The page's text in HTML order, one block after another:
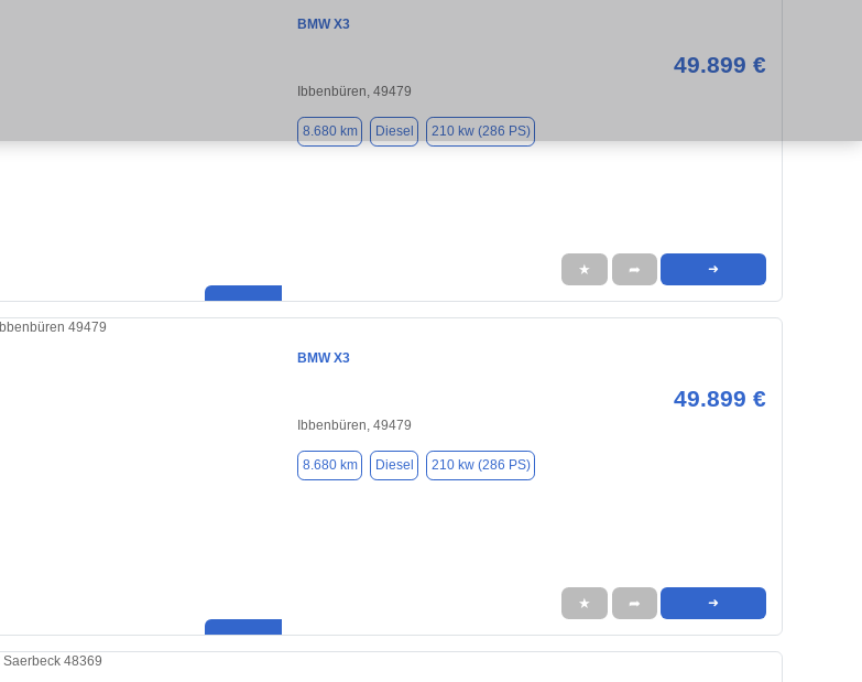
BMW X3
49.899 €
Ibbenbüren, 49479
8.680 km Diesel 210 kw (286 PS)
★ ➦ ➜
BMW X3
49.899 €
Ibbenbüren, 49479
8.680 km Diesel 210 kw (286 PS)
★ ➦ ➜